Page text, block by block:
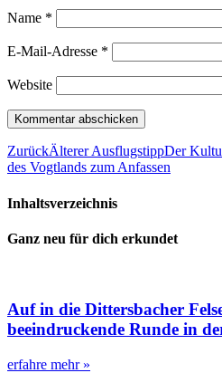
Name *
E-Mail-Adresse *
Website
ZurückÄlterer AusflugstippDer
des Vogtlands zum Anfassen
Inhaltsverzeichnis
Ganz neu für dich erkundet
Auf in die Dittersbacher
beeindruckende Runde in
erfahre mehr »